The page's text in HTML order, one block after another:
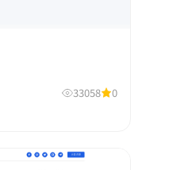
33058 0